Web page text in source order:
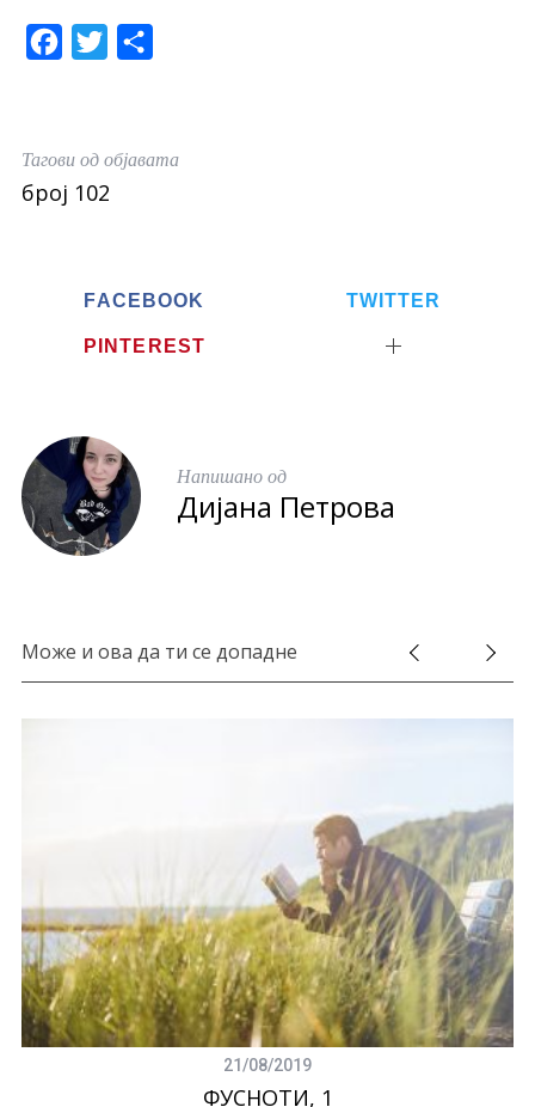
b
t
Тагови од објавата
број 102
FACEBOOK TWITTER
PINTEREST
Напишано од
Дијана Петрова
Може и ова да ти се допадне
21/08/2019
ФУСНОТИ, 1